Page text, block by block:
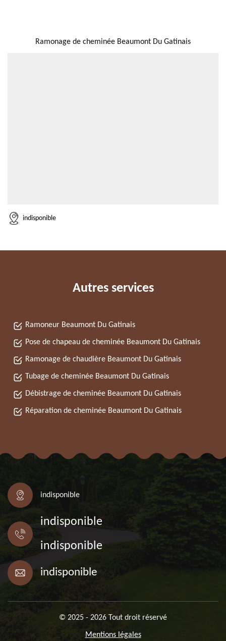
Ramonage de cheminée Beaumont Du Gatinais
indisponible
Autres services
Ramoneur Beaumont Du Gatinais
Pose de chapeau de cheminée Beaumont Du Gatinais
Ramonage de chaudière Beaumont Du Gatinais
Tubage de cheminée Beaumont Du Gatinais
Débistrage de cheminée Beaumont Du Gatinais
Réparation de cheminée Beaumont Du Gatinais
indisponible
indisponible
indisponible
indisponible
© 2025 - 2026 Tout droit réservé
Mentions légales